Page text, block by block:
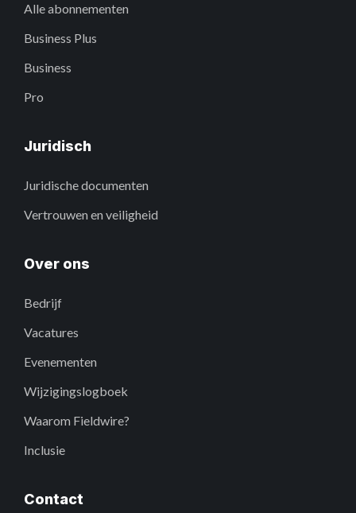
Alle abonnementen
Business Plus
Business
Pro
Juridisch
Juridische documenten
Vertrouwen en veiligheid
Over ons
Bedrijf
Vacatures
Evenementen
Wijzigingslogboek
Waarom Fieldwire?
Inclusie
Contact